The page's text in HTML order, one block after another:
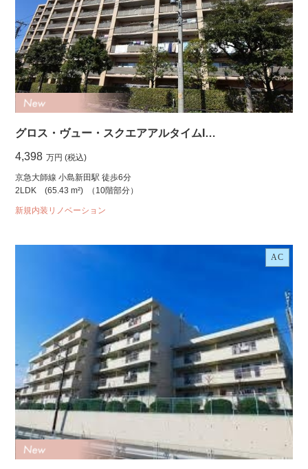
グロス・ヴュー・スクエアアルタイムI…
4,398 万円 (税込)
京急大師線 小島新田駅 徒歩6分
2LDK
(65.43 m²) （10階部分）
新規内装リノベーション
AC